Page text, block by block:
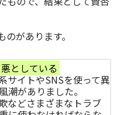
があります。
としている
サイトやSNSを使って異
潮がありました。
などさまざまなトラブ